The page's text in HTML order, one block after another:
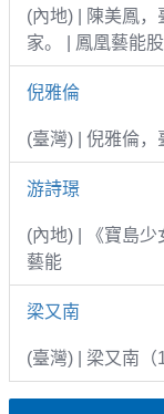
(內地) | 陳美鳳
家。 | 鳳凰藝能
倪雅倫
(臺灣) | 倪雅倫
游詩璟
(內地) | 《寶島
藝能
梁又南
(臺灣) | 梁又南